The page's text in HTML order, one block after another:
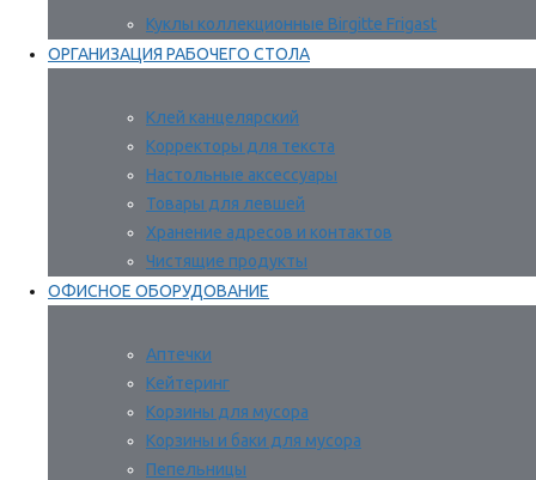
Куклы коллекционные Birgitte Frigast
ОРГАНИЗАЦИЯ РАБОЧЕГО СТОЛА
Клей канцелярский
Корректоры для текста
Настольные аксессуары
Товары для левшей
Хранение адресов и контактов
Чистящие продукты
ОФИСНОЕ ОБОРУДОВАНИЕ
Аптечки
Кейтеринг
Корзины для мусора
Корзины и баки для мусора
Пепельницы